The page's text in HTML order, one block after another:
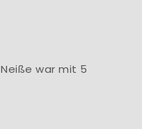
war mit 5